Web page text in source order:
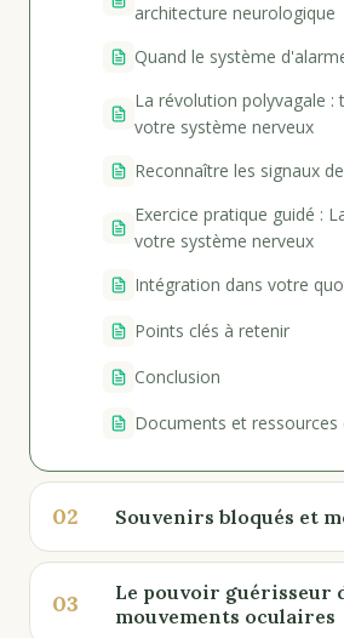
architecture neurologique
Quand le système
La révolution polyvagale :
votre système nerveux
Reconnaître les signaux
Exercice pratique guidé :
votre système nerveux
Intégration dans votre
Points clés à retenir
Conclusion
Documents et ressources
02 Souvenirs bloqués et
03
Le pouvoir guérisseur
mouvements oculaires